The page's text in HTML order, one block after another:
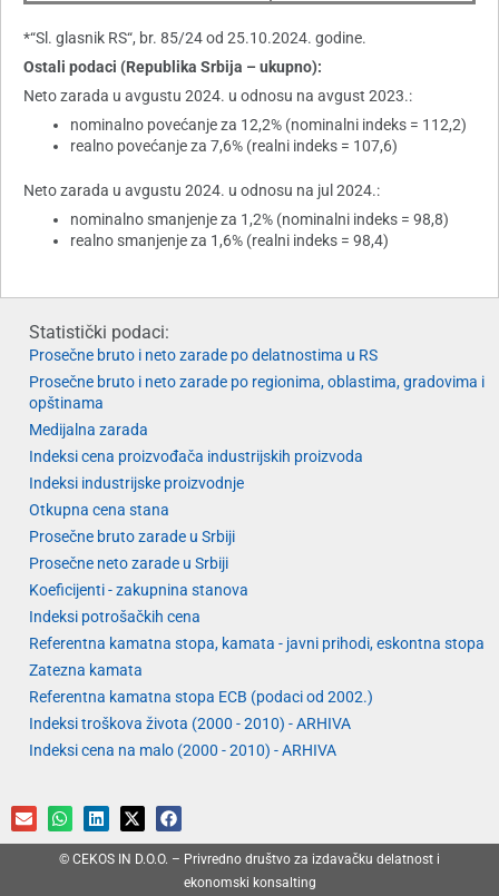
*“Sl. glasnik RS“, br. 85/24 od 25.10.2024. godine.
Ostali podaci (Republika Srbija – ukupno):
Neto zarada u avgustu 2024. u odnosu na avgust 2023.:
nominalno povećanje za 12,2% (nominalni indeks = 112,2)
realno povećanje za 7,6% (realni indeks = 107,6)
Neto zarada u avgustu 2024. u odnosu na jul 2024.:
nominalno smanjenje za 1,2% (nominalni indeks = 98,8)
realno smanjenje za 1,6% (realni indeks = 98,4)
Statistički podaci:
Prosečne bruto i neto zarade po delatnostima u RS
Prosečne bruto i neto zarade po regionima, oblastima, gradovima i
opštinama
Medijalna zarada
Indeksi cena proizvođača industrijskih proizvoda
Indeksi industrijske proizvodnje
Otkupna cena stana
Prosečne bruto zarade u Srbiji
Prosečne neto zarade u Srbiji
Koeficijenti - zakupnina stanova
Indeksi potrošačkih cena
Referentna kamatna stopa, kamata - javni prihodi, eskontna stopa
Zatezna kamata
Referentna kamatna stopa ECB (podaci od 2002.)
Indeksi troškova života (2000 - 2010) - ARHIVA
Indeksi cena na malo (2000 - 2010) - ARHIVA
© CEKOS IN D.O.O. – Privredno društvo za izdavačku delatnost i
ekonomski konsalting